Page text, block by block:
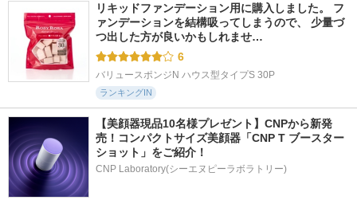
リキッドファンデーション用に購入しました。 フ
ァンデーションを結構吸ってしまうので、 少量づ
つ出した方が良いかもしれませ…
6
バリュースポンジN ハウス型タイプS 30P
ランキングIN
【美顔器現品10名様プレゼント】CNPから新発
売！コンパクトサイズ美顔器「CNP T ブースター
ショット」をご紹介！
CNP Laboratory(シーエヌピーラボラトリー)